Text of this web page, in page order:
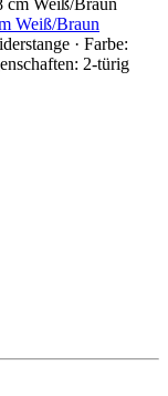
Weiß/Braun
· Farbe:
2-türig